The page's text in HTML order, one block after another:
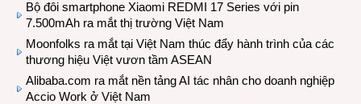
Bộ đôi smartphone Xiaomi REDMI 17 Series với pin
7.500mAh ra mắt thị trường Việt Nam
Moonfolks ra mắt tại Việt Nam thúc đẩy hành trình của các
thương hiệu Việt vươn tầm ASEAN
Alibaba.com ra mắt nền tảng AI tác nhân cho doanh nghiệp
Accio Work ở Việt Nam